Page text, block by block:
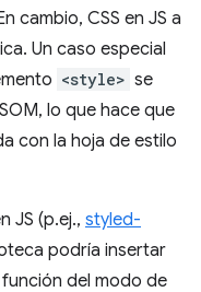
cambio, CSS en JS a
Un caso especial
<style> se
lo que hace que
con la hoja de estilo
JS (p.ej., styled-
podría insertar
función del modo de